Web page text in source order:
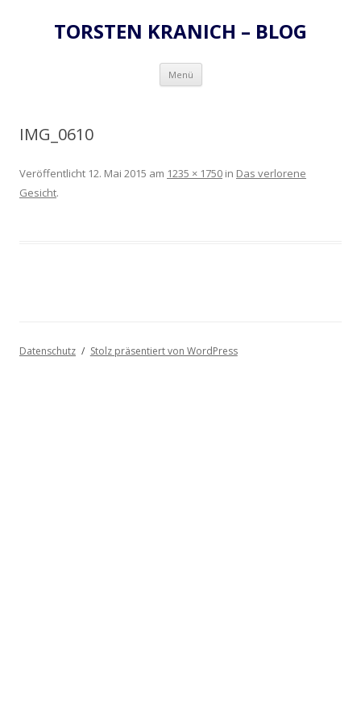
TORSTEN KRANICH – BLOG
Menü Zum
springen
IMG_0610
Veröffentlicht 12. Mai 2015 am 1235 × 1750 in Das verlorene
Gesicht.
Datenschutz Stolz präsentiert von WordPress